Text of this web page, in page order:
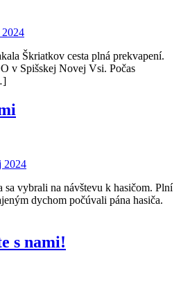
Škriatkov cesta plná prekvapení.
v Spišskej Novej Vsi. Počas
2024
vybrali na návštevu k hasičom. Plní
dychom počúvali pána hasiča.
s nami!